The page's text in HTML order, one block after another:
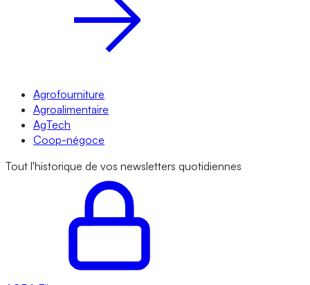
Agrofourniture
Agroalimentaire
AgTech
Coop-négoce
Tout l'historique de vos newsletters quotidiennes